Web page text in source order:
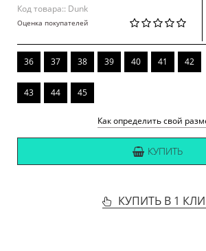
Код товара:: Dunk
Оценка покупателей
36 37 38 39 40 41 42
43 44 45
Как определить свой
КУПИТЬ
КУПИТЬ В 1